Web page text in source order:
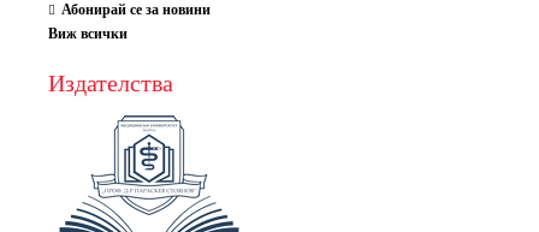
Абонирай се за новини
Виж всички
Издателства